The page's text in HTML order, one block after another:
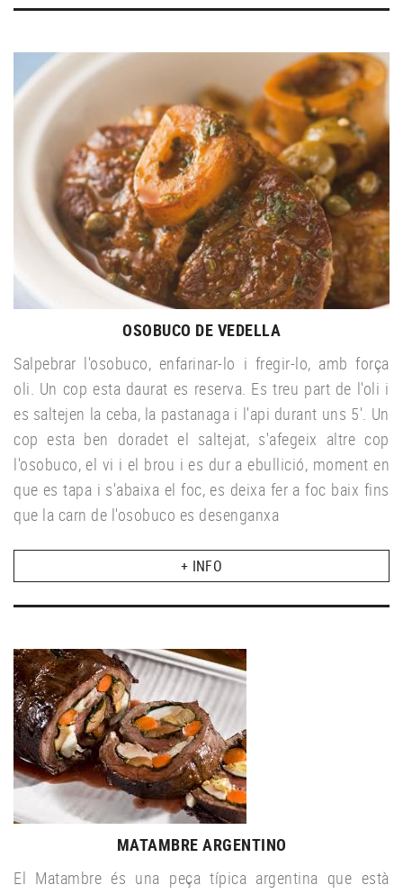
OSOBUCO DE VEDELLA
Salpebrar l'osobuco, enfarinar-lo i fregir-lo, amb força
oli. Un cop esta daurat es reserva. Es treu part de l'oli i
es saltejen la ceba, la pastanaga i l'api durant uns 5'. Un
cop esta ben doradet el saltejat, s'afegeix altre cop
l'osobuco, el vi i el brou i es dur a ebullició, moment en
que es tapa i s'abaixa el foc, es deixa fer a foc baix fins
que la carn de l'osobuco es desenganxa
+ INFO
MATAMBRE ARGENTINO
El Matambre és una peça típica argentina que està